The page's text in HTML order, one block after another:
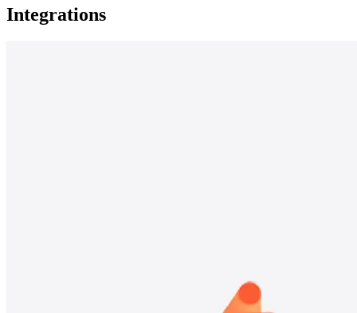
Integrations